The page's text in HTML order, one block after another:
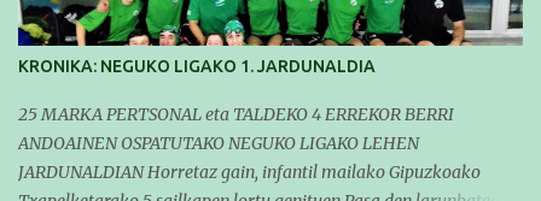
KRONIKA: NEGUKO LIGAKO 1. JARDUNALDIA
25 MARKA PERTSONAL eta TALDEKO 4 ERREKOR BERRI
ANDOAINEN OSPATUTAKO NEGUKO LIGAKO LEHEN
JARDUNALDIAN Horretaz gain, infantil mailako Gipuzkoako